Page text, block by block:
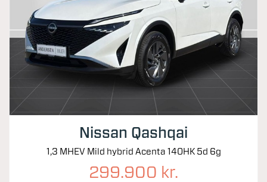
Nissan Qashqai
1,3 MHEV Mild hybrid Acenta 140HK 5d 6g
299.900 kr.